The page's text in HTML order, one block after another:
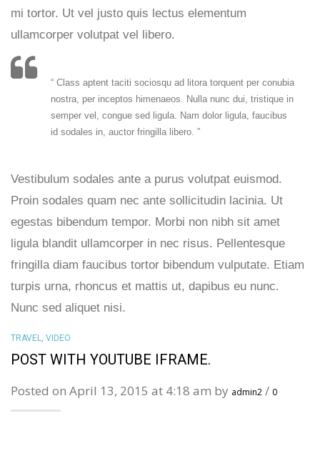
mi tortor. Ut vel justo quis lectus elementum
ullamcorper volutpat vel libero.
“ Class aptent taciti sociosqu ad litora torquent per conubia
nostra, per inceptos himenaeos. Nulla nunc dui, tristique in
semper vel, congue sed ligula. Nam dolor ligula, faucibus
id sodales in, auctor fringilla libero. ”
Vestibulum sodales ante a purus volutpat euismod.
Proin sodales quam nec ante sollicitudin lacinia. Ut
egestas bibendum tempor. Morbi non nibh sit amet
ligula blandit ullamcorper in nec risus. Pellentesque
fringilla diam faucibus tortor bibendum vulputate. Etiam
turpis urna, rhoncus et mattis ut, dapibus eu nunc.
Nunc sed aliquet nisi.
TRAVEL, VIDEO
POST WITH YOUTUBE IFRAME.
Posted on April 13, 2015 at 4:18 am by admin2 / 0